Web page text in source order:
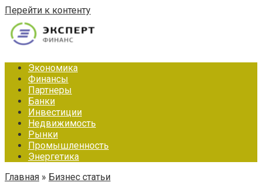
Перейти к контенту
Экономика
Финансы
Партнеры
Банки
Инвестиции
Недвижимость
Рынки
Промышленность
Энергетика
Главная » Бизнес статьи